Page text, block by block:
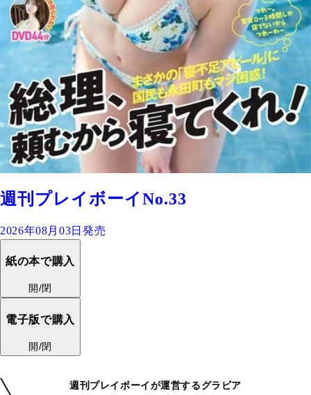
週刊プレイボーイNo.33
2026年08月03日発売
紙の本で購入
開/閉
電子版で購入
開/閉
週刊プレイボーイが運営するグラビア